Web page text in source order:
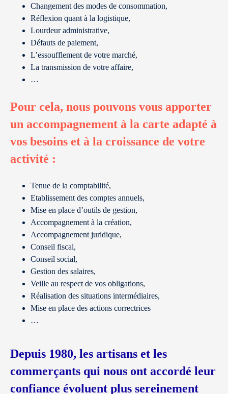
Changement des modes de consommation,
Réflexion quant à la logistique,
Lourdeur administrative,
Défauts de paiement,
L’essoufflement de votre marché,
La transmission de votre affaire,
…
Pour cela, nous pouvons vous apporter
un accompagnement à la carte adapté à
vos besoins et à la croissance de votre
activité :
Tenue de la comptabilité,
Etablissement des comptes annuels,
Mise en place d’outils de gestion,
Accompagnement à la création,
Accompagnement juridique,
Conseil fiscal,
Conseil social,
Gestion des salaires,
Veille au respect de vos obligations,
Réalisation des situations intermédiaires,
Mise en place des actions correctrices
…
Depuis 1980, les artisans et les
commerçants qui nous ont accordé leur
confiance évoluent plus sereinement